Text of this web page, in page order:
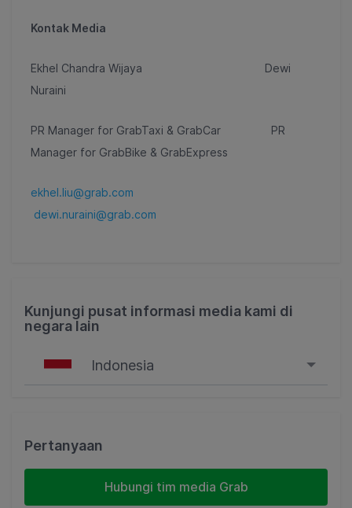
Kontak Media
Ekhel Chandra Wijaya Dewi
Nuraini
PR Manager for GrabTaxi & GrabCar PR
Manager for GrabBike & GrabExpress
ekhel.liu@grab.com
dewi.nuraini@grab.com
Kunjungi pusat informasi media kami di
negara lain
Indonesia
Malaysia
Indonesia
Pertanyaan
Hubungi tim media Grab